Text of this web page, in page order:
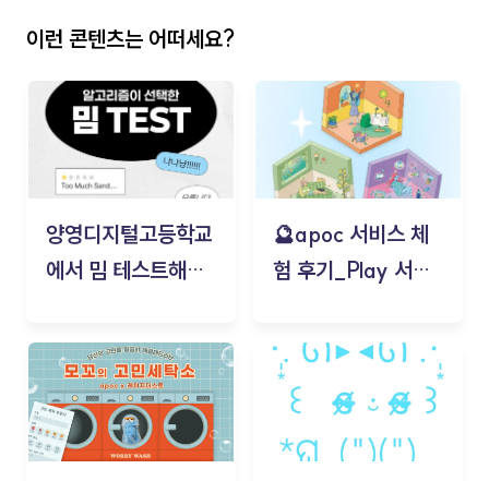
이런 콘텐츠는 어떠세요?
양영디지털고등학교
에서 밈 테스트해보
🔮apoc 서비스 체
험 후기_Play 서비
김태현